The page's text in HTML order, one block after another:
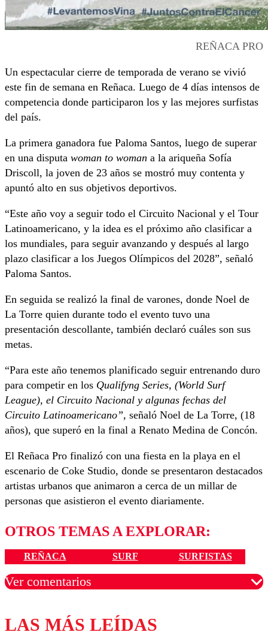
REÑACA PRO
Un espectacular cierre de temporada de verano se vivió
este fin de semana en Reñaca. Luego de 4 días intensos de
competencia donde participaron los y las mejores surfistas
del país.
La primera ganadora fue Paloma Santos, luego de superar
en una disputa woman to woman a la ariqueña Sofía
Driscoll, la joven de 23 años se mostró muy contenta y
apuntó alto en sus objetivos deportivos.
“Este año voy a seguir todo el Circuito Nacional y el Tour
Latinoamericano, y la idea es el próximo año clasificar a
los mundiales, para seguir avanzando y después al largo
plazo clasificar a los Juegos Olímpicos del 2028”, señaló
Paloma Santos.
En seguida se realizó la final de varones, donde Noel de
La Torre quien durante todo el evento tuvo una
presentación descollante, también declaró cuáles son sus
metas.
“Para este año tenemos planificado seguir entrenando duro
para competir en los Qualifyng Series, (World Surf
League), el Circuito Nacional y algunas fechas del
Circuito Latinoamericano”, señaló Noel de La Torre, (18
años), que superó en la final a Renato Medina de Concón.
El Reñaca Pro finalizó con una fiesta en la playa en el
escenario de Coke Studio, donde se presentaron destacados
artistas urbanos que animaron a cerca de un millar de
personas que asistieron el evento diariamente.
OTROS TEMAS A EXPLORAR:
REÑACA SURF SURFISTAS
Ver comentarios
Los comentarios son moderados para garantizar un
diálogo respetuoso.
LAS MÁS LEÍDAS